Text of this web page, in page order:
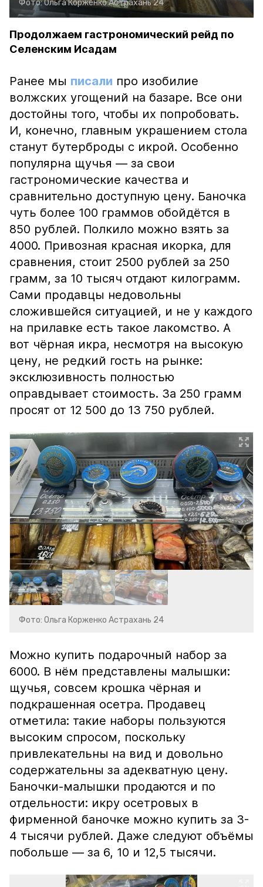
Фото:Ольга КорженкоАстрахань 24
Продолжаем гастрономический рейд по
Селенским Исадам
Ранее мы писали про изобилие
волжских угощений на базаре. Все они
достойны того, чтобы их попробовать.
И, конечно, главным украшением стола
станут бутерброды с икрой. Особенно
популярна щучья — за свои
гастрономические качества и
сравнительно доступную цену. Баночка
чуть более 100 граммов обойдётся в
850 рублей. Полкило можно взять за
4000. Привозная красная икорка, для
сравнения, стоит 2500 рублей за 250
грамм, за 10 тысяч отдают килограмм.
Сами продавцы недовольны
сложившейся ситуацией, и не у каждого
на прилавке есть такое лакомство. А
вот чёрная икра, несмотря на высокую
цену, не редкий гость на рынке:
эксклюзивность полностью
оправдывает стоимость. За 250 грамм
просят от 12 500 до 13 750 рублей.
Фото: Ольга Корженко Астрахань 24
Можно купить подарочный набор за
6000. В нём представлены малышки:
щучья, совсем крошка чёрная и
подкрашенная осетра. Продавец
отметила: такие наборы пользуются
высоким спросом, поскольку
привлекательны на вид и довольно
содержательны за адекватную цену.
Баночки-малышки продаются и по
отдельности: икру осетровых в
фирменной баночке можно купить за 3-
4 тысячи рублей. Даже следуют объёмы
побольше — за 6, 10 и 12,5 тысячи.